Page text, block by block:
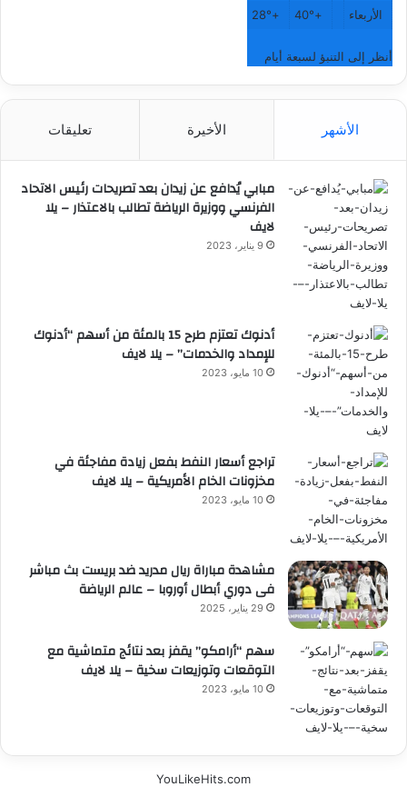
الأربعاء
+
40°
+
28°
أنظر إلى التنبؤ لسبعة أيام
الأشهر الأخيرة تعليقات
مبابي يُدافع عن زيدان بعد تصريحات رئيس الاتحاد
الفرنسي ووزيرة الرياضة تطالب بالاعتذار – يلا
لايف
9 يناير، 2023
أدنوك تعتزم طرح 15 بالمئة من أسهم “أدنوك
للإمداد والخدمات” – يلا لايف
10 مايو، 2023
تراجع أسعار النفط بفعل زيادة مفاجئة في
مخزونات الخام الأمريكية – يلا لايف
10 مايو، 2023
مشاهدة مباراة ريال مدريد ضد بريست بث مباشر
فى دوري أبطال أوروبا – عالم الرياضة
29 يناير، 2025
سهم “أرامكو” يقفز بعد نتائج متماشية مع
التوقعات وتوزيعات سخية – يلا لايف
10 مايو، 2023
YouLikeHits.com